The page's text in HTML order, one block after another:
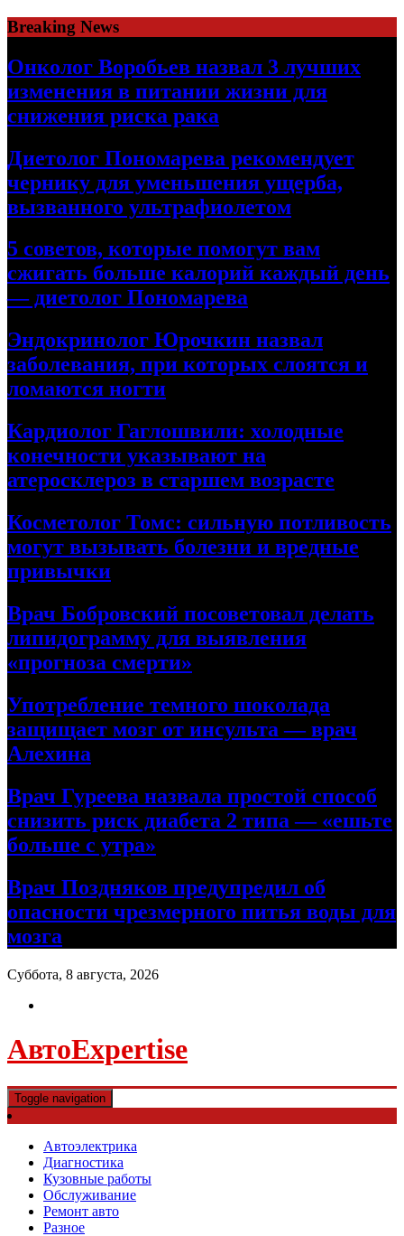
Skip
to
content
Breaking News
Онколог Воробьев назвал 3 лучших
изменения в питании жизни для
снижения риска рака
Диетолог Пономарева рекомендует
чернику для уменьшения ущерба,
вызванного ультрафиолетом
5 советов, которые помогут вам
сжигать больше калорий каждый день
— диетолог Пономарева
Эндокринолог Юрочкин назвал
заболевания, при которых слоятся и
ломаются ногти
Кардиолог Гаглошвили: холодные
конечности указывают на
атеросклероз в старшем возрасте
Косметолог Томс: сильную потливость
могут вызывать болезни и вредные
привычки
Врач Бобровский посоветовал делать
липидограмму для выявления
«прогноза смерти»
Употребление темного шоколада
защищает мозг от инсульта — врач
Алехина
Врач Гуреева назвала простой способ
снизить риск диабета 2 типа — «ешьте
больше с утра»
Врач Поздняков предупредил об
опасности чрезмерного питья воды для
мозга
Суббота, 8 августа, 2026
АвтоExpertise
Toggle navigation
Автоэлектрика
Диагностика
Кузовные работы
Обслуживание
Ремонт авто
Разное